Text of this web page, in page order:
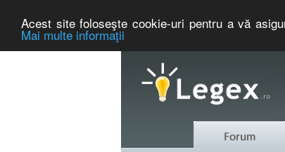
Acest site foloseşte cookie-uri pentru a vă
Mai multe informaţii